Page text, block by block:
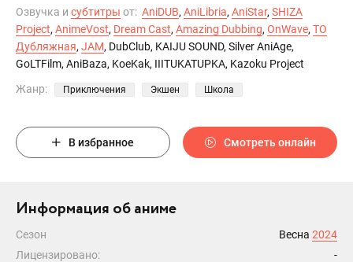
Озвучка и субтитры от: AniDUB, AniLibria, AniStar, SHIZA
Project, AnimeVost, Dream Cast, Amazing Dubbing, OnWave, ТО
Дубляжная, JAM, DubClub, KAIJU SOUND, Silver AniAge,
GoLTFilm, AniBaza, KoeKak, IIITUKATUPKA, Kazoku Project
Жанр:
Приключения Экшен Школа
В избранное Смотреть онлайн
Информация об аниме
Сезон Весна 2024
Лицензировано:
-